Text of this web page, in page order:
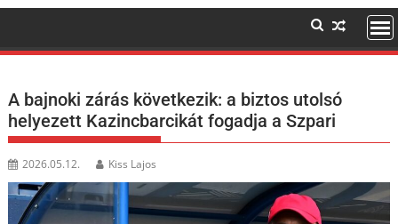
A bajnoki zárás következik: a biztos utolsó
helyezett Kazincbarcikát fogadja a Szpari
2026.05.12. Kiss Lajos